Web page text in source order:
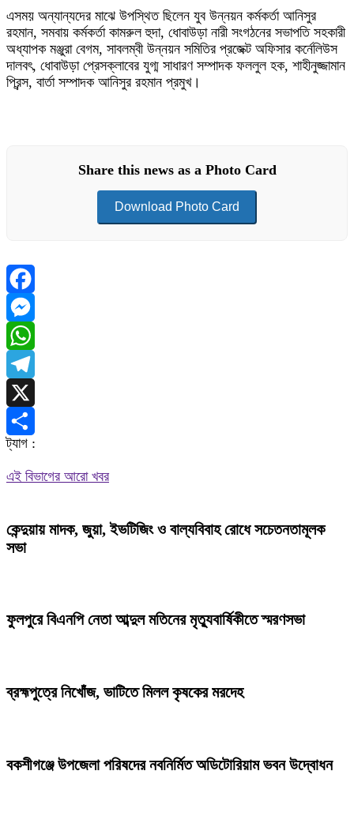
এসময় অন্যান্যদের মাঝে উপস্থিত ছিলেন যুব উন্নয়ন কর্মকর্তা আনিসুর
রহমান, সমবায় কর্মকর্তা কামরুল হুদা, ধোবাউড়া নারী সংগঠনের সভাপতি সহকারী
অধ্যাপক মঞ্জুরা বেগম, সাবলম্বী উন্নয়ন সমিতির প্রজেক্ট অফিসার কর্নেলিউস
দালবৎ, ধোবাউড়া প্রেসক্লাবের যুগ্ম সাধারণ সম্পাদক ফললুল হক, শাহীনুজ্জামান
প্রিন্স, বার্তা সম্পাদক আনিসুর রহমান প্রমুখ।
Share this news as a Photo Card
Download Photo Card
Facebook
Messenger
WhatsApp
Telegram
X
Share
ট্যাগ :
এই বিভাগের আরো খবর
কেন্দুয়ায় মাদক, জুয়া, ইভটিজিং ও বাল্যবিবাহ রোধে সচেতনতামূলক
সভা
ফুলপুরে বিএনপি নেতা আব্দুল মতিনের মৃত্যুবার্ষিকীতে স্মরণসভা
ব্রহ্মপুত্রে নিখোঁজ, ভাটিতে মিলল কৃষকের মরদেহ
বকশীগঞ্জে উপজেলা পরিষদের নবনির্মিত অডিটোরিয়াম ভবন উদ্বোধন